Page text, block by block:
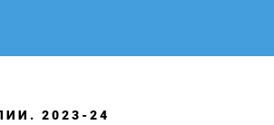
2023-24